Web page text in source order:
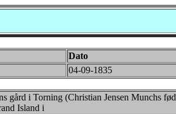
Dato
04-09-1835
gård i Torning (Christian Jensen Munchs
Island i